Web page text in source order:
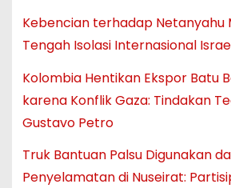
Kebencian terhadap Netanyahu
Tengah Isolasi Internasional
Kolombia Hentikan Ekspor Batu
karena Konflik Gaza: Tindakan
Gustavo Petro
Truk Bantuan Palsu Digunakan
Penyelamatan di Nuseirat: